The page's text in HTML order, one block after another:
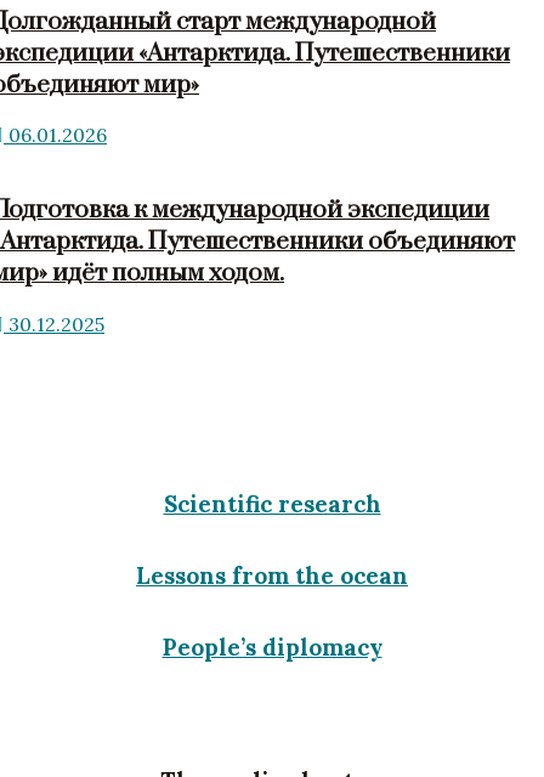
старт международной
«Антарктида. Путешественники
мир»
06.01.2026
к международной экспедиции
Путешественники объединяют
идёт полным ходом.
30.12.2025
Scientific research
Lessons from the ocean
People’s diplomacy